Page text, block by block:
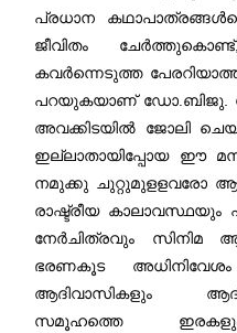
പ്രധാന
ജീവിതം
കവർന്നെടുത്ത
പറയുകയാണ് ഡോ.ബിജു.
അവക്കിടയിൽ ജോലി
ഇല്ലാതായിപ്പോയ ഈ
നമുക്കു ചുറ്റുമുളളവരോ
രാഷ്ട്രീയ കാലാവസ്ഥയും
നേർചിത്രവും സിനിമ
ഭരണകൂട
ആദിവാസികളും
സമൂഹത്തെ ഇരകളും